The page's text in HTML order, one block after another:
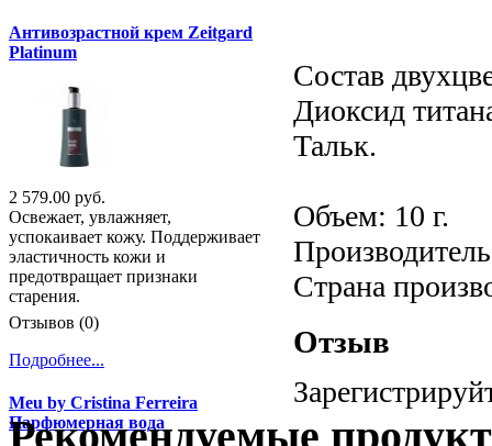
Состав
Диоксид
Тальк.
Объем: 10 г.
Страна
Отзыв
Антивозрастной крем Zeitgard
Platinum
2 579.00 руб.
Освежает, увлажняет,
успокаивает кожу. Поддерживает
эластичность кожи и
предотвращает признаки
старения.
Отзывов (0)
Подробнее...
Meu by Cristina Ferreira
Парфюмерная вода
Рекомендуемые